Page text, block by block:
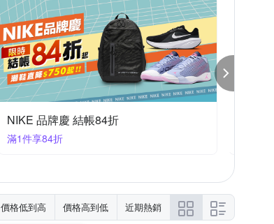
NIKE 品牌慶 結帳84折
滿1件享84折
價格低到高 價格高到低 近期熱銷